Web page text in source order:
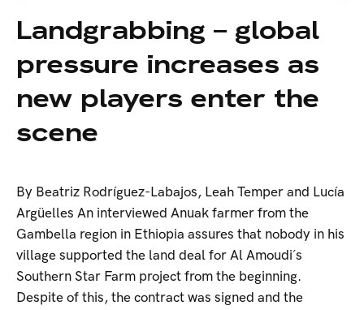
Landgrabbing – global
pressure increases as
new players enter the
scene
By Beatriz Rodríguez-Labajos, Leah Temper and Lucía
Argüelles An interviewed Anuak farmer from the
Gambella region in Ethiopia assures that nobody in his
village supported the land deal for Al Amoudi´s
Southern Star Farm project from the beginning.
Despite of this, the contract was signed and the